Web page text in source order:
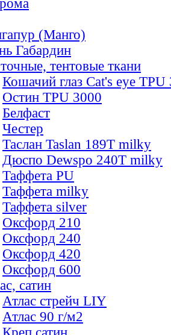
(Манго)
Габардин
тентовые ткани
Кошачий глаз Cat's eye TPU
Остин TPU 3000
Белфаст
Честер
Таслан Taslan 189T milky
Дюспо Dewspo 240T milky
Таффета PU
Таффета milky
Таффета silver
Оксфорд 210
Оксфорд 240
Оксфорд 420
Оксфорд 600
сатин
Атлас стрейч LIY
Атлас 90 г/м2